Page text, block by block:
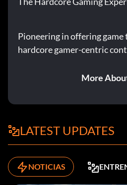
Pioneering in offering
hardcore gamer-centric
More
LATEST UPDATES
NOTICIAS